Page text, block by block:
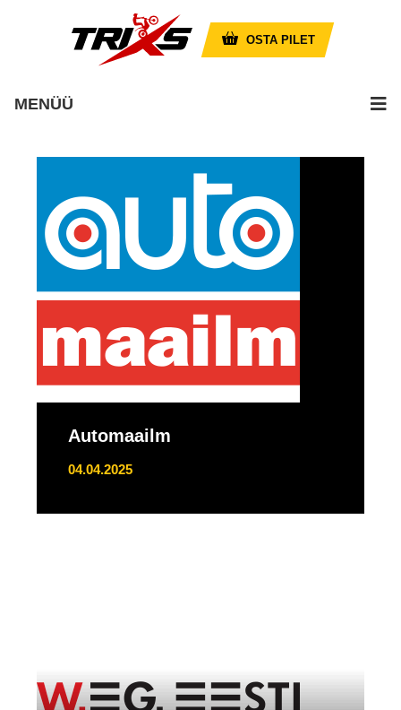
OSTA PILET
MENÜÜ
Automaailm
04.04.2025